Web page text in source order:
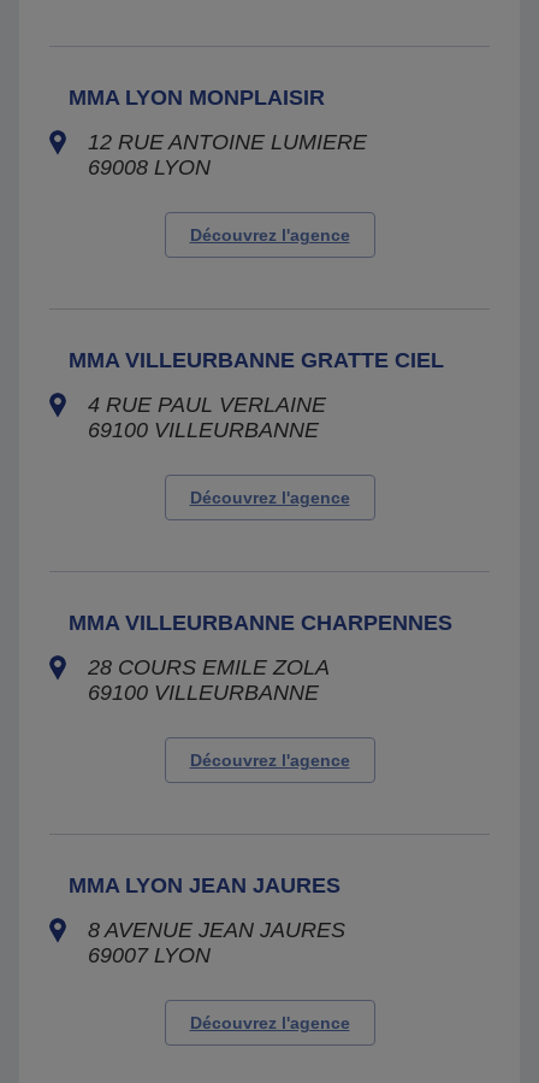
MMA LYON MONPLAISIR
12 RUE ANTOINE LUMIERE
69008 LYON
Découvrez l'agence
MMA VILLEURBANNE GRATTE CIEL
4 RUE PAUL VERLAINE
69100 VILLEURBANNE
Découvrez l'agence
MMA VILLEURBANNE CHARPENNES
28 COURS EMILE ZOLA
69100 VILLEURBANNE
Découvrez l'agence
MMA LYON JEAN JAURES
8 AVENUE JEAN JAURES
69007 LYON
Découvrez l'agence